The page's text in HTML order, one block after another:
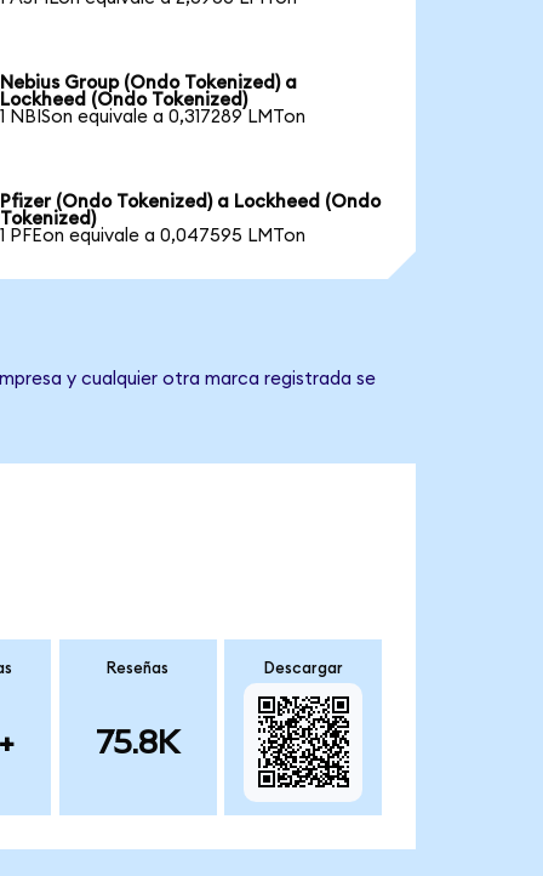
Nebius Group (Ondo Tokenized) a
Lockheed (Ondo Tokenized)
1 NBISon equivale a 0,317289 LMTon
Pfizer (Ondo Tokenized) a Lockheed (Ondo
Tokenized)
1 PFEon equivale a 0,047595 LMTon
y cualquier otra marca registrada se
Reseñas
75.8K
Descargar